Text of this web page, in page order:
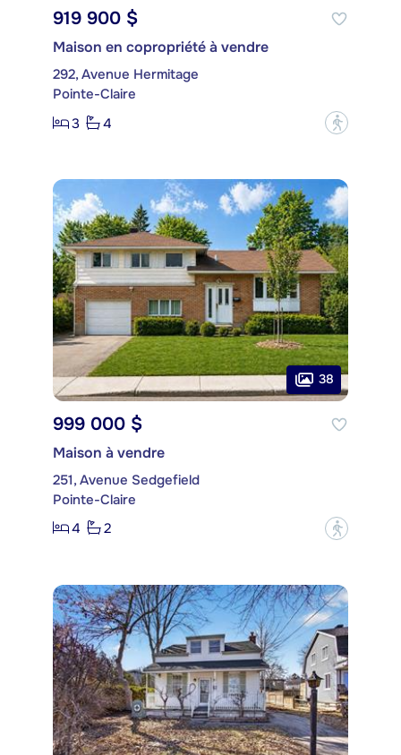
919 900 $
Maison en copropriété à vendre
292, Avenue Hermitage
Pointe-Claire
3
4 ?
38
999 000 $
Maison à vendre
251, Avenue Sedgefield
Pointe-Claire
4
2 ?